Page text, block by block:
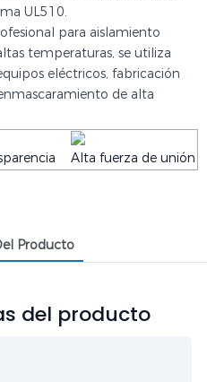
UL510.
para aislamiento
temperaturas, se utiliza
eléctricos, fabricación
de alta
Alta fuerza de unión
Producto
del producto